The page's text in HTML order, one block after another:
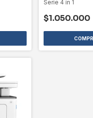
Serie 4 in 1
$1.050.000